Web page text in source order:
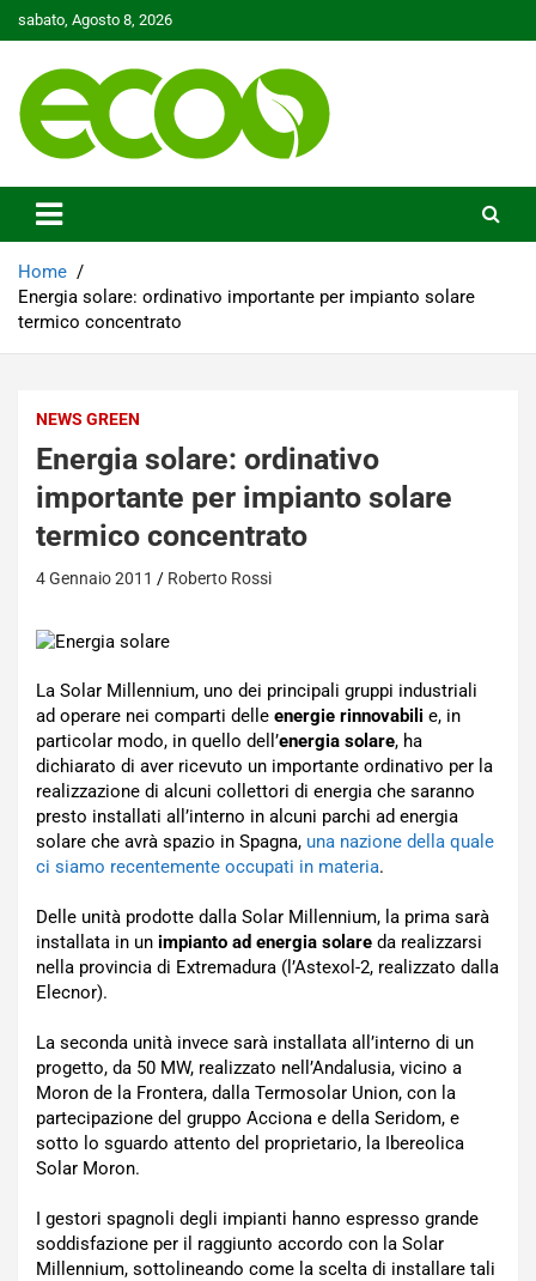
to
sabato, Agosto 8, 2026
Ecoo.it
Home
Energia solare: ordinativo importante per impianto solare
termico concentrato
NEWS GREEN
Energia solare: ordinativo
importante per impianto solare
termico concentrato
4 Gennaio 2011 Roberto Rossi
La Solar Millennium, uno dei principali gruppi industriali
ad operare nei comparti delle energie rinnovabili e, in
particolar modo, in quello dell’energia solare, ha
dichiarato di aver ricevuto un importante ordinativo per la
realizzazione di alcuni collettori di energia che saranno
presto installati all’interno in alcuni parchi ad energia
solare che avrà spazio in Spagna, una nazione della quale
ci siamo recentemente occupati in materia.
Delle unità prodotte dalla Solar Millennium, la prima sarà
installata in un impianto ad energia solare da realizzarsi
nella provincia di Extremadura (l’Astexol-2, realizzato dalla
Elecnor).
La seconda unità invece sarà installata all’interno di un
progetto, da 50 MW, realizzato nell’Andalusia, vicino a
Moron de la Frontera, dalla Termosolar Union, con la
partecipazione del gruppo Acciona e della Seridom, e
sotto lo sguardo attento del proprietario, la Ibereolica
Solar Moron.
I gestori spagnoli degli impianti hanno espresso grande
soddisfazione per il raggiunto accordo con la Solar
Millennium, sottolineando come la scelta di installare tali